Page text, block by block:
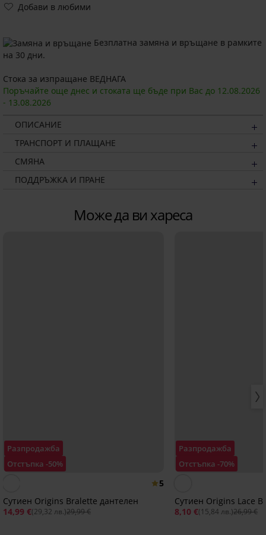
Добави в любими
Безплатна замяна и връщане в рамките
на 30 дни.
Стока за изпращане ВЕДНАГА
Поръчайте още днес и стоката ще бъде при Вас до 12.08.2026
- 13.08.2026
ОПИСАНИЕ
ТРАНСПОРТ И ПЛАЩАНЕ
СМЯНА
ПОДДРЪЖКА И ПРАНЕ
Може да ви хареса
Разпродажба
Отстъпка -50%
5
Сутиен Origins Bralette дантелен
14,99 €(29,32 лв.)29,99 €
Разпродажба
Отстъпка -70%
Сутиен Origins Lace
8,10 €(15,84 лв.)26,99 €